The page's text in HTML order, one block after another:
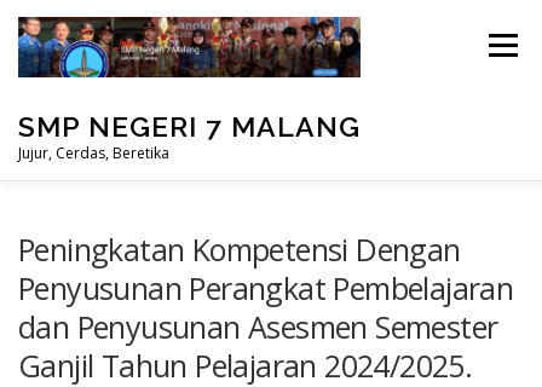
konten
SMP NEGERI 7 MALANG
Jujur, Cerdas, Beretika
Menu
PERPUSTAKAAN STUDENT CARE
Peningkatan Kompetensi Dengan
Penyusunan Perangkat Pembelajaran
dan Penyusunan Asesmen Semester
Ganjil Tahun Pelajaran 2024/2025.